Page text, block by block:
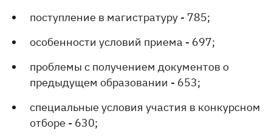
поступление в магистратуру - 785;
особенности условий приема - 697;
проблемы с получением документов о
предыдущем образовании - 653;
специальные условия участия в конкурсном
отборе - 630;